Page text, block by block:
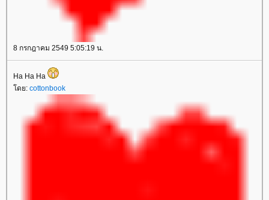
8 กรกฎาคม 2549 5:05:19 น.
Ha Ha Ha
ดย: cottonbook